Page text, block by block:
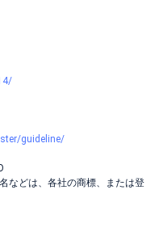
guideline/
などは、各社の商標、または登